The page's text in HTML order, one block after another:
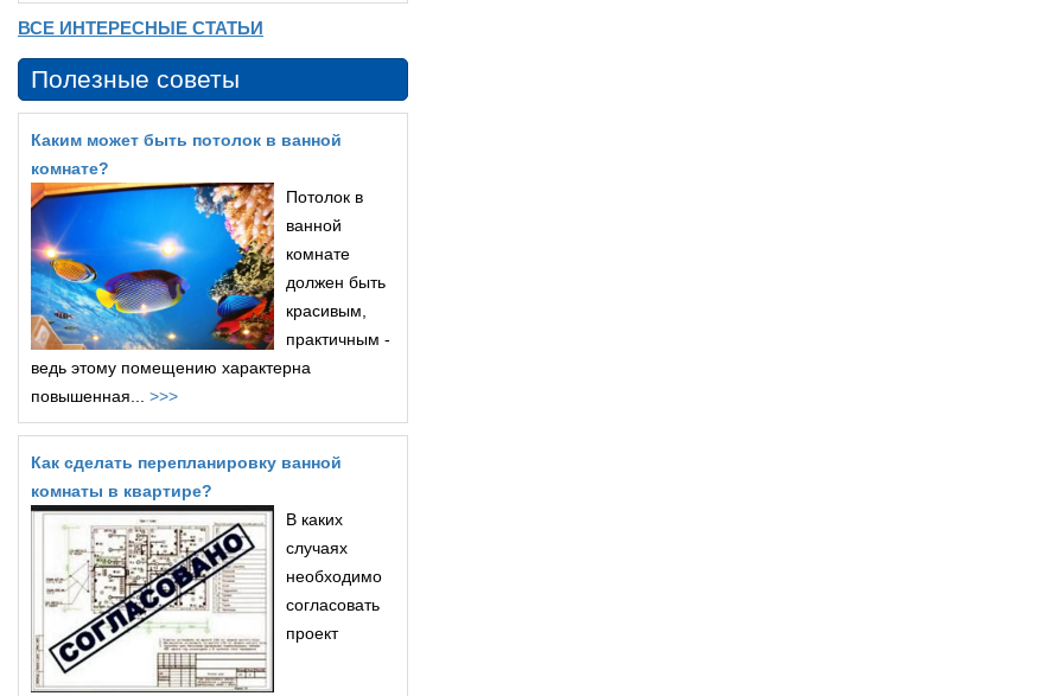
ВСЕ ИНТЕРЕСНЫЕ СТАТЬИ
Полезные советы
Каким может быть потолок в ванной
комнате?
Потолок в
ванной
комнате
должен быть
красивым,
практичным -
ведь этому помещению характерна
повышенная... >>>
Как сделать перепланировку ванной
комнаты в квартире?
В каких
случаях
необходимо
согласовать
проект